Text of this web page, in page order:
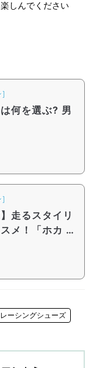
しんでください
]
何を選ぶ? 男
]
走るスタイリ
メ！「ホカ オ
レーシングシューズ